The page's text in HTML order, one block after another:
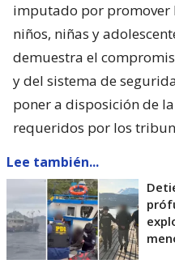
imputado por promover
niños, niñas y
demuestra el
y del sistema de
poner a disposición de
requeridos por los
Lee también...